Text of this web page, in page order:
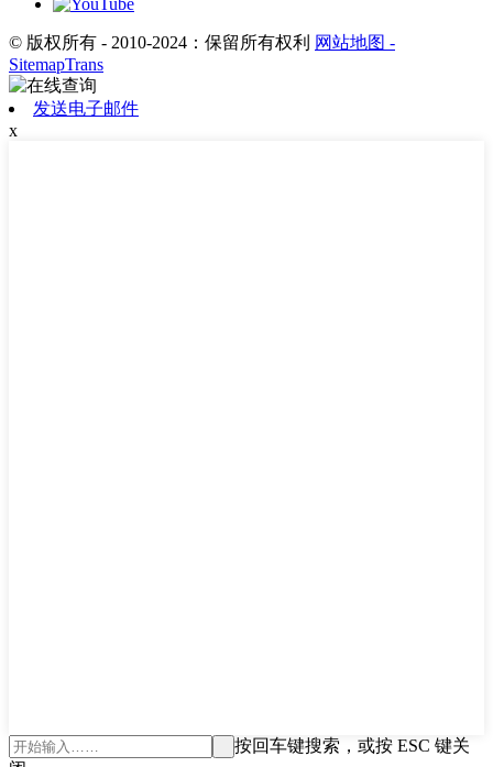
© 版权所有 - 2010-2024：保留所有权利 网站地图 -
SitemapTrans
发送电子邮件
x
按回车键搜索，或按 ESC 键关